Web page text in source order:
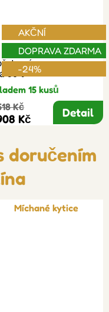
30%
AKČNÍ
DOPRAVA ZDARMA
-24%
15 kusů
Kč
Kč Detail
doručením